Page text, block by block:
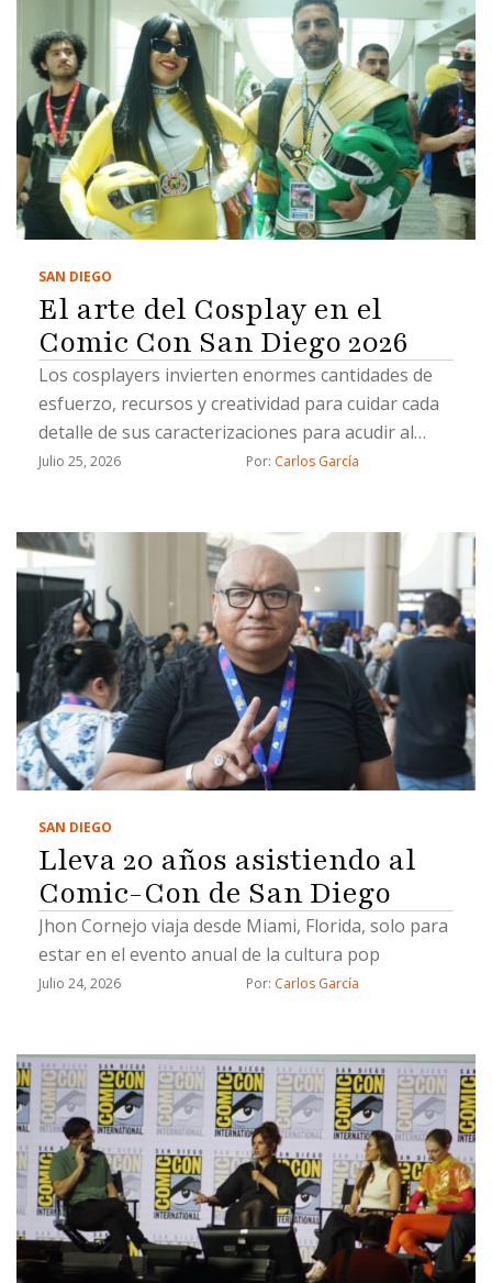
SAN DIEGO
El arte del Cosplay en el
Comic Con San Diego 2026
Los cosplayers invierten enormes cantidades de
esfuerzo, recursos y creatividad para cuidar cada
detalle de sus caracterizaciones para acudir al
Comic Con
Julio 25, 2026 Por: Carlos García
SAN DIEGO
Lleva 20 años asistiendo al
Comic-Con de San Diego
Jhon Cornejo viaja desde Miami, Florida, solo para
estar en el evento anual de la cultura pop
Julio 24, 2026 Por: Carlos García